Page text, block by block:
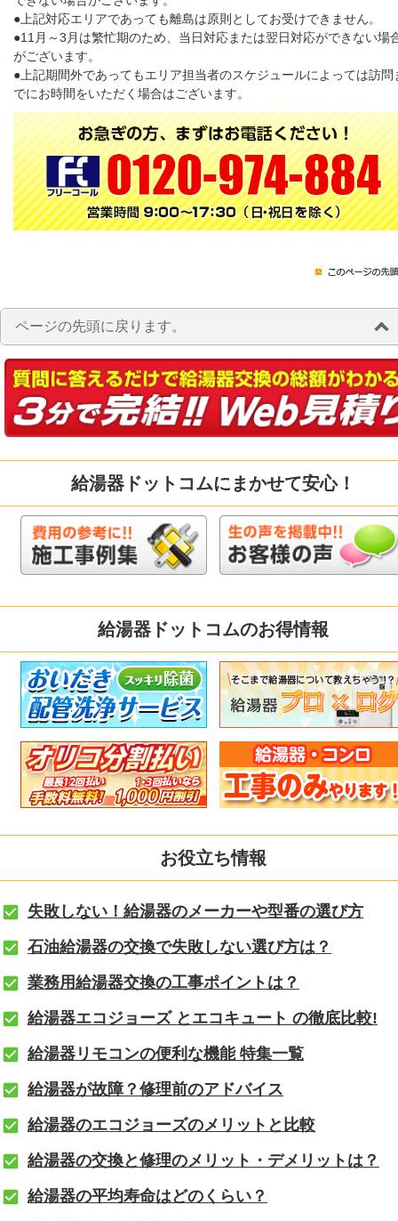
●上記対応エリアであっても離島は原則としてお受けできません。
●11月～3月は繁忙期のため、当日対応または翌日対応ができない場
がございます。
●上記期間外であってもエリア担当者のスケジュールによっては訪問
でにお時間をいただく場合はございます。
ページの先頭に戻ります。
給湯器ドットコムにまかせて安心！
給湯器ドットコムのお得情報
お役立ち情報
失敗しない！給湯器のメーカーや型番の選び方
石油給湯器の交換で失敗しない選び方は？
業務用給湯器交換の工事ポイントは？
給湯器エコジョーズ とエコキュート の徹底比較!
給湯器リモコンの便利な機能 特集一覧
給湯器が故障？修理前のアドバイス
給湯器のエコジョーズのメリットと比較
給湯器の交換と修理のメリット・デメリットは？
給湯器の平均寿命はどのくらい？